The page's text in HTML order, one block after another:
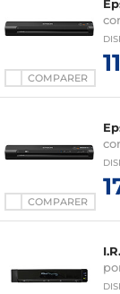
COMPARER
COMPARER